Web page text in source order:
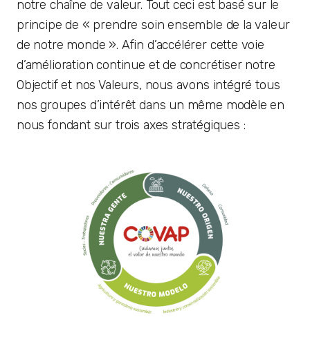
notre chaîne de valeur. Tout ceci est basé sur le
principe de « prendre soin ensemble de la valeur
de notre monde ». Afin d’accélérer cette voie
d’amélioration continue et de concrétiser notre
Objectif et nos Valeurs, nous avons intégré tous
nos groupes d’intérêt dans un même modèle en
nous fondant sur trois axes stratégiques :